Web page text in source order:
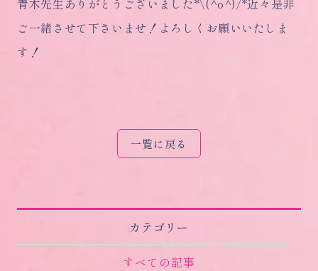
カテゴリー
すべての記事
青木先生ありがとうございました*\(^o^)/*近々是非
ご一緒させて下さいませ！よろしくお願いいたしま
す！
一覧に戻る